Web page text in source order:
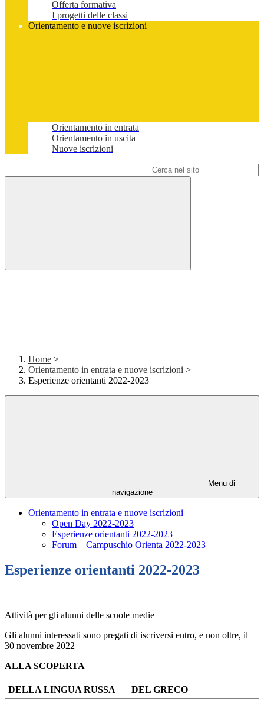
Offerta formativa
I progetti delle classi
Orientamento e nuove iscrizioni
Orientamento in entrata
Orientamento in uscita
Nuove iscrizioni
Home >
Orientamento in entrata e nuove iscrizioni >
Esperienze orientanti 2022-2023
Menu di
navigazione
Orientamento in entrata e nuove iscrizioni
Open Day 2022-2023
Esperienze orientanti 2022-2023
Forum – Campuschio Orienta 2022-2023
Esperienze orientanti 2022-2023
Attività per gli alunni delle scuole medie
Gli alunni interessati sono pregati di iscriversi entro, e non oltre, il
30 novembre 2022
ALLA SCOPERTA
DELLA LINGUA RUSSA
DEL GRECO